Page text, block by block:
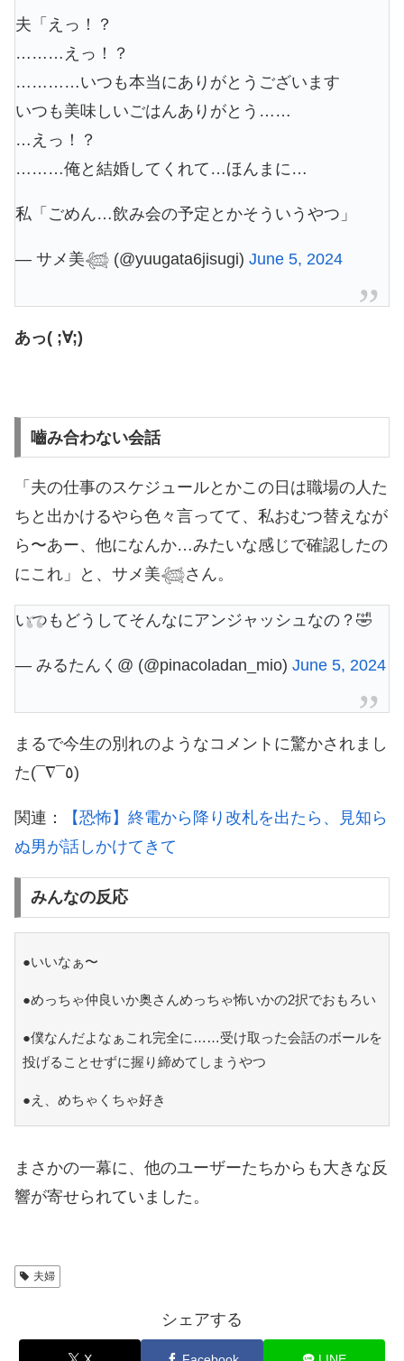
夫「えっ！？
………えっ！？
…………いつも本当にありがとうございます
いつも美味しいごはんありがとう……
…えっ！？
………俺と結婚してくれて…ほんまに…
私「ごめん…飲み会の予定とかそういうやつ」
— サメ美𓆉 (@yuugata6jisugi) June 5, 2024
あっ( ;∀;)
嚙み合わない会話
「夫の仕事のスケジュールとかこの日は職場の人た
ちと出かけるやら色々言ってて、私おむつ替えなが
ら〜あー、他になんか…みたいな感じで確認したの
にこれ」と、サメ美𓆉さん。
いつもどうしてそんなにアンジャッシュなの？🤣
— みるたんく@ (@pinacoladan_mio) June 5, 2024
まるで今生の別れのようなコメントに驚かされまし
た(¯∇¯٥)
関連：
【恐怖】終電から降り改札を出たら、見知ら
ぬ男が話しかけてきて
みんなの反応
●いいなぁ〜
●めっちゃ仲良いか奥さんめっちゃ怖いかの2択でおもろい
●僕なんだよなぁこれ完全に……受け取った会話のボールを
投げることせずに握り締めてしまうやつ
●え、めちゃくちゃ好き
まさかの一幕に、他のユーザーたちからも大きな反
響が寄せられていました。
夫婦
シェアする